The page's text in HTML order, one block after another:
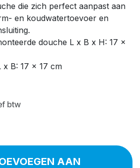
die zich perfect aanpast aan
en koudwatertoevoer en
douche L x B x H: 17 x
x B: 17 x 17 cm
btw
AAN